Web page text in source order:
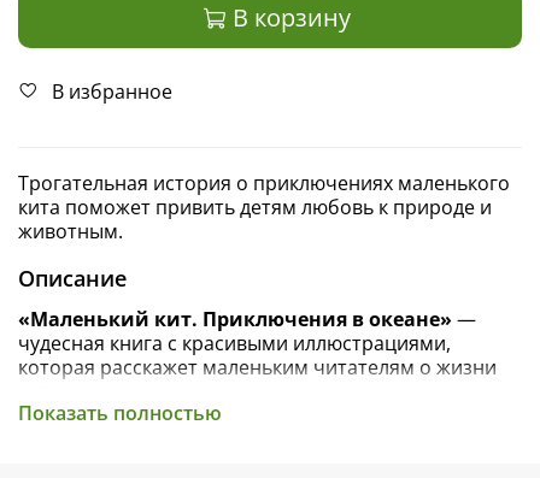
В корзину
В избранное
Трогательная история о приключениях маленького
кита поможет привить детям любовь к природе и
животным.
Описание
«Маленький кит. Приключения в океане» —
чудесная книга с красивыми иллюстрациями,
которая расскажет маленьким читателям о жизни
маленького кита — кашалота. Он учится плавать и
Показать полностью